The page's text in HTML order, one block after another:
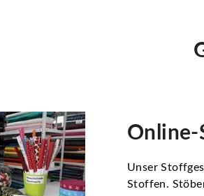
Online-
Unser
Stoffen.